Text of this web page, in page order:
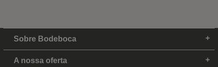
Sobre Bodeboca
A nossa oferta